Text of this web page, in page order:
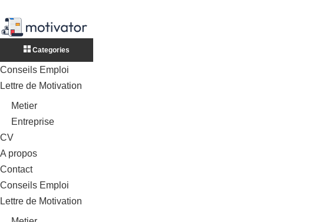
Categories
Conseils Emploi
Lettre de Motivation
Metier
Entreprise
CV
A propos
Contact
Conseils Emploi
Lettre de Motivation